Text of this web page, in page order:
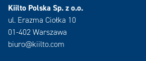
Kiilto Polska Sp. z o.o.
ul. Erazma Ciołka 10
01-402 Warszawa
biuro@kiilto.com